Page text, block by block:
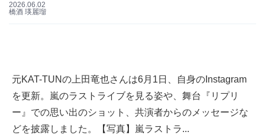
2026.06.02
橋酒 瑛麗瑠
元KAT-TUNの上田竜也さんは6月1日、自身のInstagram
を更新。嵐のラストライブを見る姿や、舞台『リプリ
ー』での思い出のショット、共演者からのメッセージな
どを披露しました。【写真】嵐ラストラ...